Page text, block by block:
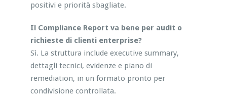
positivi e priorità sbagliate.
Il Compliance Report va bene per audit o
richieste di clienti enterprise?
Sì. La struttura include executive summary,
dettagli tecnici, evidenze e piano di
remediation, in un formato pronto per
condivisione controllata.